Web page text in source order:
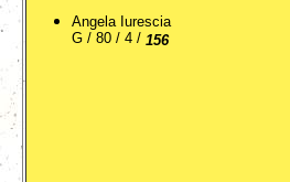
Angela Iurescia
G / 80 / 4 / 156